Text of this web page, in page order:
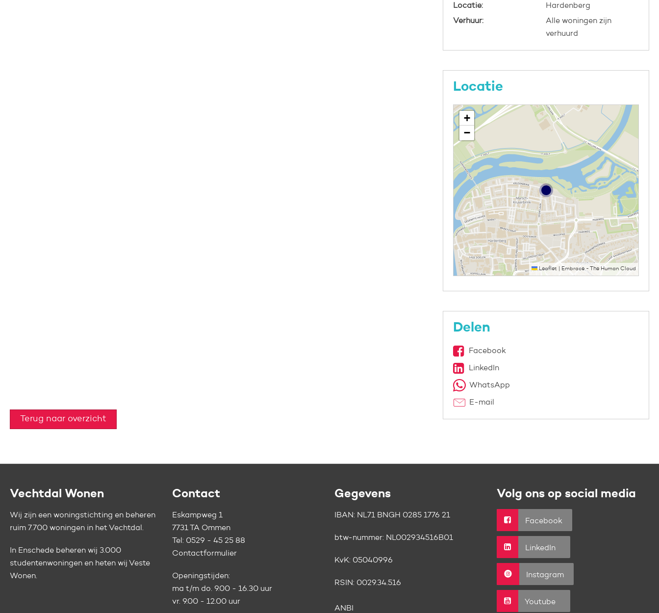
Terug naar overzicht
Locatie:
Hardenberg
Verhuur:
Alle woningen zijn
verhuurd
Locatie
+
−
Leaflet Embrace - The Human Cloud
Delen
Facebook
LinkedIn
WhatsApp
E-mail
Contactinformatie
Vechtdal Wonen
Wij zijn een woningstichting en beheren
ruim 7.700 woningen in het Vechtdal.
In Enschede beheren wij 3.000
studentenwoningen en heten wij Veste
Wonen.
Contact
Eskampweg 1
7731 TA Ommen
Tel: 0529 - 45 25 88
Contactformulier
Openingstijden:
ma t/m do. 9.00 - 16.30 uur
vr. 9.00 - 12.00 uur
Gegevens
IBAN: NL71 BNGH 0285 1776 21
btw-nummer: NL002934516B01
KvK: 05040996
RSIN: 0029.34.516
ANBI
Volg ons op social media
Facebook
LinkedIn
Instagram
Youtube